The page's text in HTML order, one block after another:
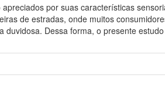
por suas características
de estradas, onde muitos
Dessa forma, o presente